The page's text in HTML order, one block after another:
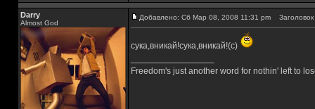
Darry
Almost God
Добавлено: Сб Мар 08, 2008 11:31 pm
сука,вникай!сука,вникай!(с)
Freedom's just another word for nothin' left to